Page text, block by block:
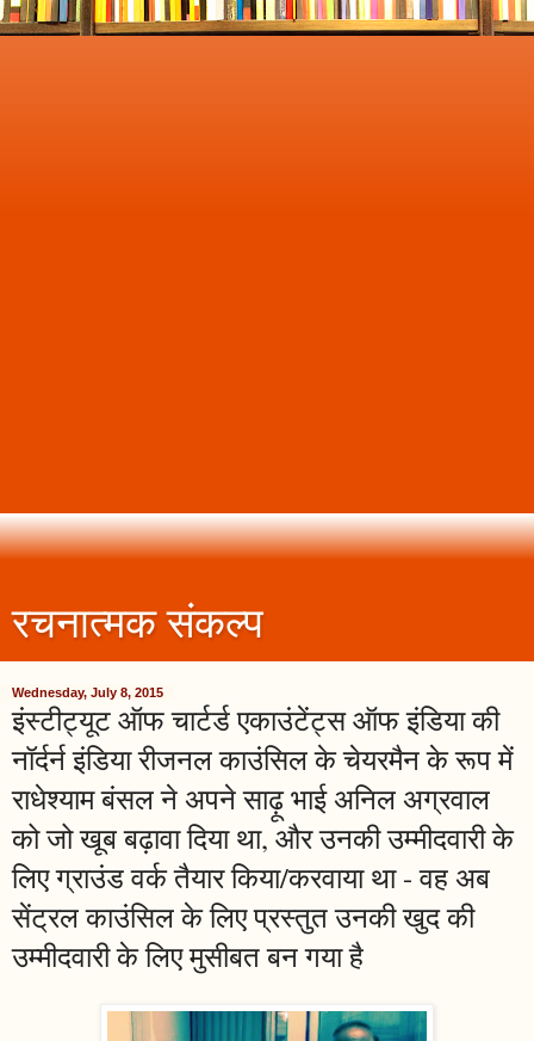
रचनात्मक संकल्प
Wednesday, July 8, 2015
इंस्टीट्यूट ऑफ चार्टर्ड एकाउंटेंट्स ऑफ इंडिया की
नॉर्दर्न इंडिया रीजनल काउंसिल के चेयरमैन के रूप में
राधेश्याम बंसल ने अपने साढ़ू भाई अनिल अग्रवाल
को जो खूब बढ़ावा दिया था, और उनकी उम्मीदवारी के
लिए ग्राउंड वर्क तैयार किया/करवाया था - वह अब
सेंट्रल काउंसिल के लिए प्रस्तुत उनकी खुद की
उम्मीदवारी के लिए मुसीबत बन गया है